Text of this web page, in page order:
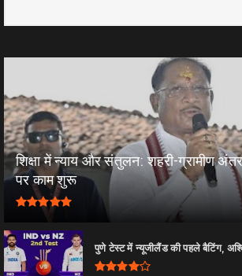
शिक्षा में न्याय और संतुलन: शहरी-ग्रामीण अंतर
पर काम शुरू
पुणे टेस्ट में न्यूजीलैंड की पहले बैटिंग,